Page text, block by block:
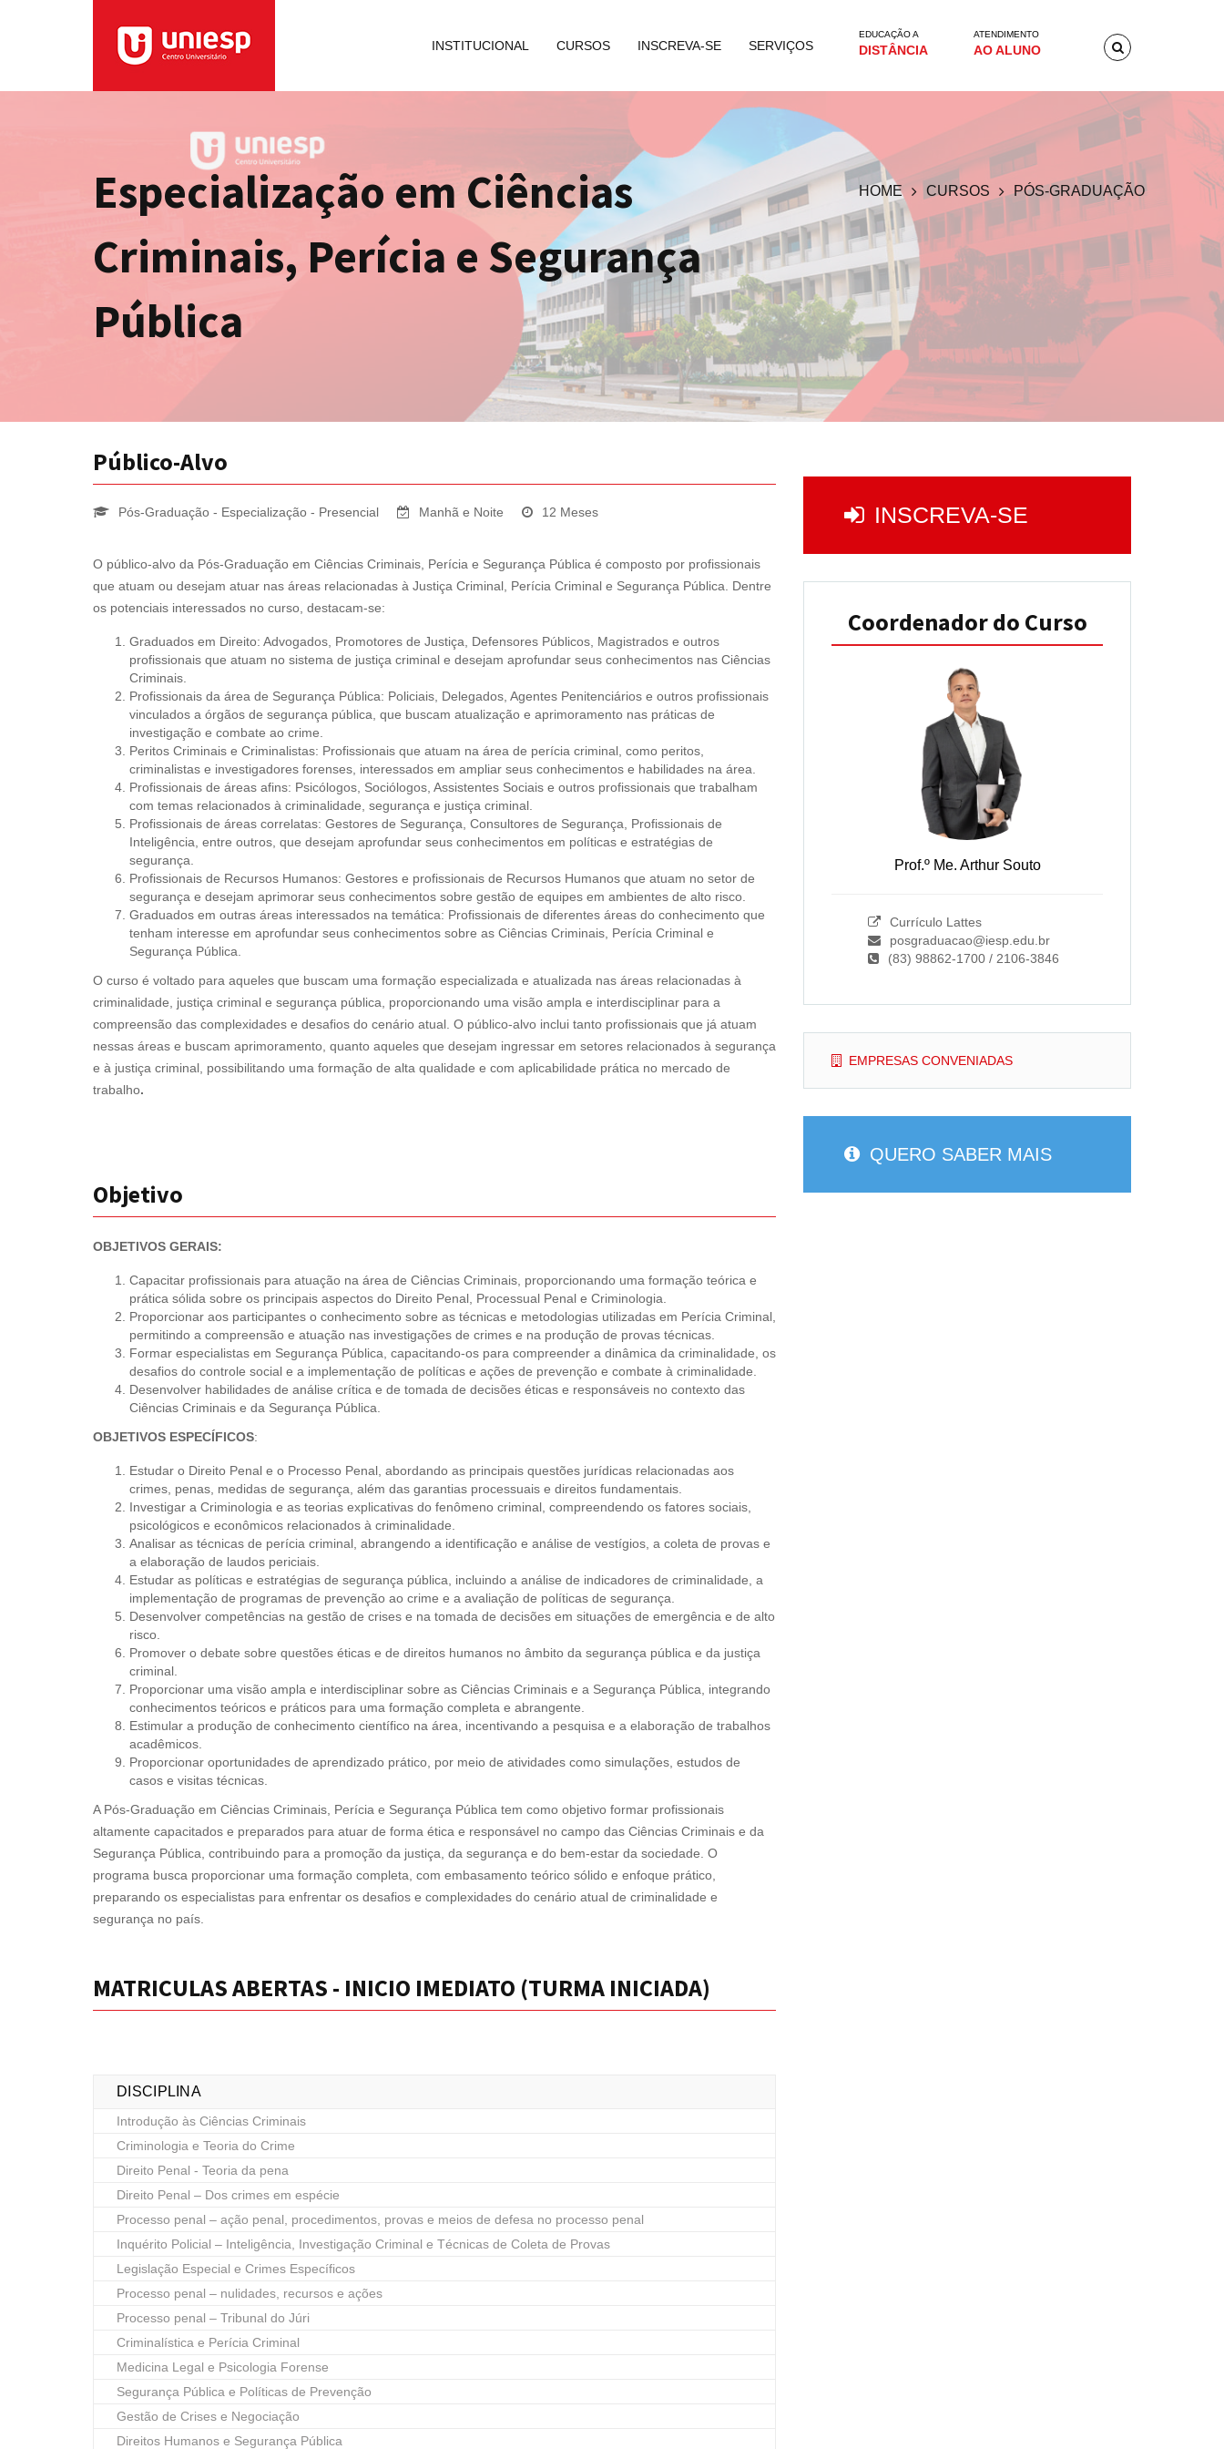
INSTITUCIONAL CURSOS INSCREVA-SE SERVIÇOS
EDUCAÇÃO A
DISTÂNCIA
ATENDIMENTO
AO ALUNO
Especialização em Ciências
Criminais, Perícia e Segurança
Pública
HOME CURSOS PÓS-GRADUAÇÃO
Público-Alvo
Pós-Graduação - Especialização - Presencial Manhã e Noite 12 Meses
O público-alvo da Pós-Graduação em Ciências Criminais, Perícia e Segurança Pública é composto por profissionais
que atuam ou desejam atuar nas áreas relacionadas à Justiça Criminal, Perícia Criminal e Segurança Pública. Dentre
os potenciais interessados no curso, destacam-se:
Graduados em Direito: Advogados, Promotores de Justiça, Defensores Públicos, Magistrados e outros
profissionais que atuam no sistema de justiça criminal e desejam aprofundar seus conhecimentos nas Ciências
Criminais.
Profissionais da área de Segurança Pública: Policiais, Delegados, Agentes Penitenciários e outros profissionais
vinculados a órgãos de segurança pública, que buscam atualização e aprimoramento nas práticas de
investigação e combate ao crime.
Peritos Criminais e Criminalistas: Profissionais que atuam na área de perícia criminal, como peritos,
criminalistas e investigadores forenses, interessados em ampliar seus conhecimentos e habilidades na área.
Profissionais de áreas afins: Psicólogos, Sociólogos, Assistentes Sociais e outros profissionais que trabalham
com temas relacionados à criminalidade, segurança e justiça criminal.
Profissionais de áreas correlatas: Gestores de Segurança, Consultores de Segurança, Profissionais de
Inteligência, entre outros, que desejam aprofundar seus conhecimentos em políticas e estratégias de
segurança.
Profissionais de Recursos Humanos: Gestores e profissionais de Recursos Humanos que atuam no setor de
segurança e desejam aprimorar seus conhecimentos sobre gestão de equipes em ambientes de alto risco.
Graduados em outras áreas interessados na temática: Profissionais de diferentes áreas do conhecimento que
tenham interesse em aprofundar seus conhecimentos sobre as Ciências Criminais, Perícia Criminal e
Segurança Pública.
O curso é voltado para aqueles que buscam uma formação especializada e atualizada nas áreas relacionadas à
criminalidade, justiça criminal e segurança pública, proporcionando uma visão ampla e interdisciplinar para a
compreensão das complexidades e desafios do cenário atual. O público-alvo inclui tanto profissionais que já atuam
nessas áreas e buscam aprimoramento, quanto aqueles que desejam ingressar em setores relacionados à segurança
e à justiça criminal, possibilitando uma formação de alta qualidade e com aplicabilidade prática no mercado de
trabalho.
Objetivo
OBJETIVOS GERAIS:
Capacitar profissionais para atuação na área de Ciências Criminais, proporcionando uma formação teórica e
prática sólida sobre os principais aspectos do Direito Penal, Processual Penal e Criminologia.
Proporcionar aos participantes o conhecimento sobre as técnicas e metodologias utilizadas em Perícia Criminal,
permitindo a compreensão e atuação nas investigações de crimes e na produção de provas técnicas.
Formar especialistas em Segurança Pública, capacitando-os para compreender a dinâmica da criminalidade, os
desafios do controle social e a implementação de políticas e ações de prevenção e combate à criminalidade.
Desenvolver habilidades de análise crítica e de tomada de decisões éticas e responsáveis no contexto das
Ciências Criminais e da Segurança Pública.
OBJETIVOS ESPECÍFICOS:
Estudar o Direito Penal e o Processo Penal, abordando as principais questões jurídicas relacionadas aos
crimes, penas, medidas de segurança, além das garantias processuais e direitos fundamentais.
Investigar a Criminologia e as teorias explicativas do fenômeno criminal, compreendendo os fatores sociais,
psicológicos e econômicos relacionados à criminalidade.
Analisar as técnicas de perícia criminal, abrangendo a identificação e análise de vestígios, a coleta de provas e
a elaboração de laudos periciais.
Estudar as políticas e estratégias de segurança pública, incluindo a análise de indicadores de criminalidade, a
implementação de programas de prevenção ao crime e a avaliação de políticas de segurança.
Desenvolver competências na gestão de crises e na tomada de decisões em situações de emergência e de alto
risco.
Promover o debate sobre questões éticas e de direitos humanos no âmbito da segurança pública e da justiça
criminal.
Proporcionar uma visão ampla e interdisciplinar sobre as Ciências Criminais e a Segurança Pública, integrando
conhecimentos teóricos e práticos para uma formação completa e abrangente.
Estimular a produção de conhecimento científico na área, incentivando a pesquisa e a elaboração de trabalhos
acadêmicos.
Proporcionar oportunidades de aprendizado prático, por meio de atividades como simulações, estudos de
casos e visitas técnicas.
A Pós-Graduação em Ciências Criminais, Perícia e Segurança Pública tem como objetivo formar profissionais
altamente capacitados e preparados para atuar de forma ética e responsável no campo das Ciências Criminais e da
Segurança Pública, contribuindo para a promoção da justiça, da segurança e do bem-estar da sociedade. O
programa busca proporcionar uma formação completa, com embasamento teórico sólido e enfoque prático,
preparando os especialistas para enfrentar os desafios e complexidades do cenário atual de criminalidade e
segurança no país.
MATRICULAS ABERTAS - INICIO IMEDIATO (TURMA INICIADA)
DISCIPLINA
Introdução às Ciências Criminais
Criminologia e Teoria do Crime
Direito Penal - Teoria da pena
Direito Penal – Dos crimes em espécie
Processo penal – ação penal, procedimentos, provas e meios de defesa no processo penal
Inquérito Policial – Inteligência, Investigação Criminal e Técnicas de Coleta de Provas
Legislação Especial e Crimes Específicos
Processo penal – nulidades, recursos e ações
Processo penal – Tribunal do Júri
Criminalística e Perícia Criminal
Medicina Legal e Psicologia Forense
Segurança Pública e Políticas de Prevenção
Gestão de Crises e Negociação
Direitos Humanos e Segurança Pública
INSCREVA-SE
Coordenador do Curso
Prof.º Me. Arthur Souto
Currículo Lattes
posgraduacao@iesp.edu.br
(83) 98862-1700 / 2106-3846
EMPRESAS CONVENIADAS
QUERO SABER MAIS